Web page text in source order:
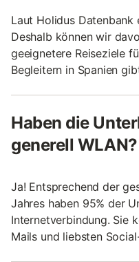
Laut Holidus Datenbank
Deshalb können wir
geeignetere Reiseziele
Begleitern in Spanien
Haben die
generell WLAN?
Ja! Entsprechend der
Jahres haben 95% der
Internetverbindung. Sie
Mails und liebsten